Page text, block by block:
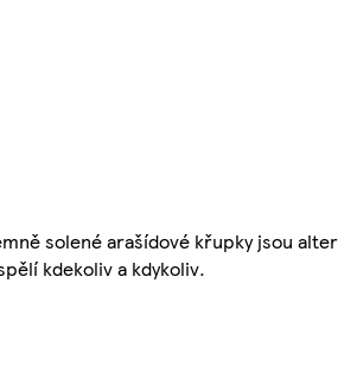
solené arašídové křupky jsou
kdekoliv a kdykoliv.